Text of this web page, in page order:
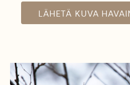
LÄHETÄ KUVA